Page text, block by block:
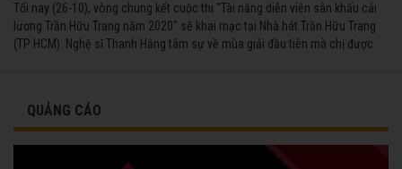
Tối nay (26-10), vòng chung kết cuộc thi "Tài năng diễn viên sân khấu cải
lương Trần Hữu Trang năm 2020" sẽ khai mạc tại Nhà hát Trần Hữu Trang
(TP HCM). Nghệ sĩ Thanh Hằng tâm sự về mùa giải đầu tiên mà chị được
QUẢNG CÁO